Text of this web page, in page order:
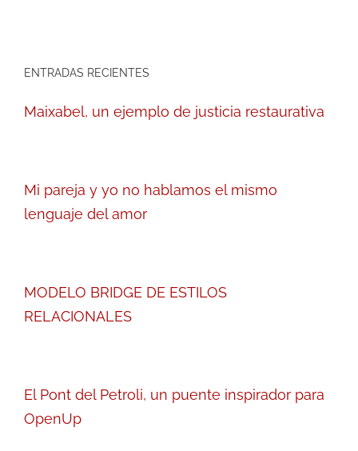
ENTRADAS RECIENTES
Maixabel, un ejemplo de justicia restaurativa
Mi pareja y yo no hablamos el mismo
lenguaje del amor
MODELO BRIDGE DE ESTILOS
RELACIONALES
El Pont del Petroli, un puente inspirador para
OpenUp